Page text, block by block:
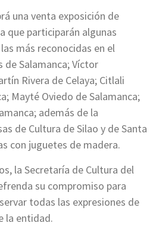
una venta exposición de
que participarán algunas
más reconocidas en el
de Salamanca; Víctor
Rivera de Celaya; Citlali
Mayté Oviedo de Salamanca;
además de la
de Cultura de Silao y de Santa
con juguetes de madera.
la Secretaría de Cultura del
su compromiso para
todas las expresiones de
la entidad.